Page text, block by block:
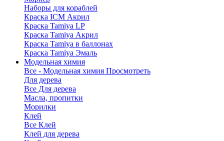
Наборы для кораблей
Краска ICM Акрил
Краска Tamiya LP
Краска Tamiya Акрил
Краска Tamiya в баллонах
Краска Tamiya Эмаль
Модельная химия
Все - Модельная химия Просмотреть
Для дерева
Все Для дерева
Масла, пропитки
Морилки
Клей
Все Клей
Клей для дерева